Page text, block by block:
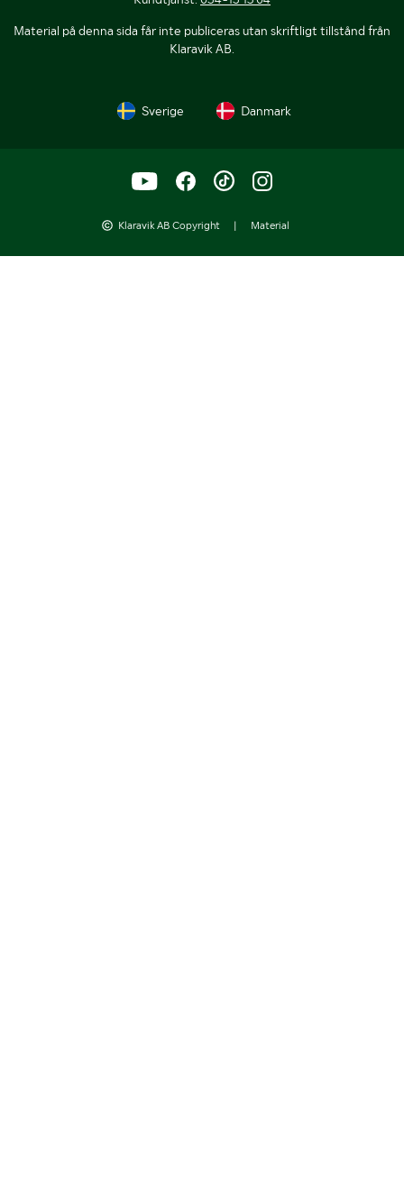
Material på denna sida får inte publiceras utan skriftligt tillstånd från
Klaravik AB.
Sverige Danmark
Klaravik AB Copyright | Material